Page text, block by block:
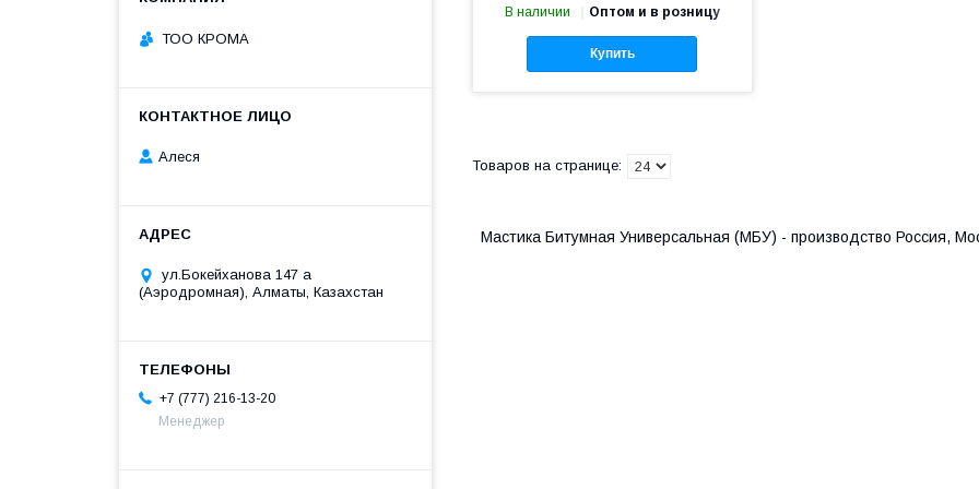
В наличии Оптом и в розницу
Купить
Мастика Битумная Универсальная (МБУ) - производство Россия,
ТОО КРОМА
Алеся
ул.Бокейханова 147 а
(Аэродромная), Алматы, Казахстан
+7 (777) 216-13-20
Менеджер